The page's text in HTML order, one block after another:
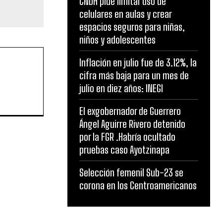
celulares en aulas y crear
espacios seguros para niñas,
niños y adolescentes
Inflación en julio fue de 3.12%, la
cifra más baja para un mes de
julio en diez años: INEGI
El exgobernador de Guerrero
Ángel Aguirre Rivero detenido
por la FGR .Habría ocultado
pruebas caso Ayotzinapa
Selección femenil Sub-23 se
corona en los Centroamericanos